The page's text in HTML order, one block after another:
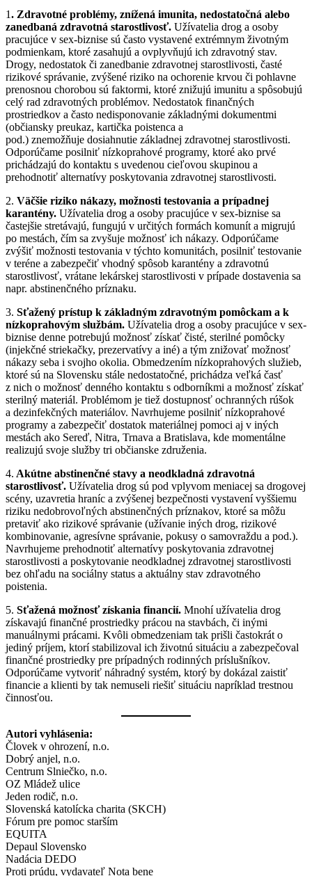
1. Zdravotné problémy, znížená imunita, nedostatočná alebo
zanedbaná zdravotná starostlivosť. Užívatelia drog a osoby
pracujúce v sex-biznise sú často vystavené extrémnym životným
podmienkam, ktoré zasahujú a ovplyvňujú ich zdravotný stav.
Drogy, nedostatok či zanedbanie zdravotnej starostlivosti, časté
rizikové správanie, zvýšené riziko na ochorenie krvou či pohlavne
prenosnou chorobou sú faktormi, ktoré znižujú imunitu a spôsobujú
celý rad zdravotných problémov. Nedostatok finančných
prostriedkov a často nedisponovanie základnými dokumentmi
(občiansky preukaz, kartička poistenca a
pod.) znemožňuje dosiahnutie základnej zdravotnej starostlivosti.
Odporúčame posilniť nízkoprahové programy, ktoré ako prvé
prichádzajú do kontaktu s uvedenou cieľovou skupinou a
prehodnotiť alternatívy poskytovania zdravotnej starostlivosti.
2. Väčšie riziko nákazy, možnosti testovania a prípadnej
karantény. Užívatelia drog a osoby pracujúce v sex-biznise sa
častejšie stretávajú, fungujú v určitých formách komunít a migrujú
po mestách, čím sa zvyšuje možnosť ich nákazy. Odporúčame
zvýšiť možnosti testovania v týchto komunitách, posilniť testovanie
v teréne a zabezpečiť vhodný spôsob karantény a zdravotnú
starostlivosť, vrátane lekárskej starostlivosti v prípade dostavenia sa
napr. abstinenčného príznaku.
3. Sťažený prístup k základným zdravotným pomôckam a k
nízkoprahovým službám. Užívatelia drog a osoby pracujúce v sex-
biznise denne potrebujú možnosť získať čisté, sterilné pomôcky
(injekčné striekačky, prezervatívy a iné) a tým znižovať možnosť
nákazy seba i svojho okolia. Obmedzením nízkoprahových služieb,
ktoré sú na Slovensku stále nedostatočné, prichádza veľká časť
z nich o možnosť denného kontaktu s odborníkmi a možnosť získať
sterilný materiál. Problémom je tiež dostupnosť ochranných rúšok
a dezinfekčných materiálov. Navrhujeme posilniť nízkoprahové
programy a zabezpečiť dostatok materiálnej pomoci aj v iných
mestách ako Sereď, Nitra, Trnava a Bratislava, kde momentálne
realizujú svoje služby tri občianske združenia.
4. Akútne abstinenčné stavy a neodkladná zdravotná
starostlivosť. Užívatelia drog sú pod vplyvom meniacej sa drogovej
scény, uzavretia hraníc a zvýšenej bezpečnosti vystavení vyššiemu
riziku nedobrovoľných abstinenčných príznakov, ktoré sa môžu
pretaviť ako rizikové správanie (užívanie iných drog, rizikové
kombinovanie, agresívne správanie, pokusy o samovraždu a pod.).
Navrhujeme prehodnotiť alternatívy poskytovania zdravotnej
starostlivosti a poskytovanie neodkladnej zdravotnej starostlivosti
bez ohľadu na sociálny status a aktuálny stav zdravotného
poistenia.
5. Sťažená možnosť získania financií. Mnohí užívatelia drog
získavajú finančné prostriedky prácou na stavbách, či inými
manuálnymi prácami. Kvôli obmedzeniam tak prišli častokrát o
jediný príjem, ktorí stabilizoval ich životnú situáciu a zabezpečoval
finančné prostriedky pre prípadných rodinných príslušníkov.
Odporúčame vytvoriť náhradný systém, ktorý by dokázal zaistiť
financie a klienti by tak nemuseli riešiť situáciu napríklad trestnou
činnosťou.
Autori vyhlásenia:
Človek v ohrození, n.o.
Dobrý anjel, n.o.
Centrum Slniečko, n.o.
OZ Mládež ulice
Jeden rodič, n.o.
Slovenská katolícka charita (SKCH)
Fórum pre pomoc starším
EQUITA
Depaul Slovensko
Nadácia DEDO
Proti prúdu, vydavateľ Nota bene